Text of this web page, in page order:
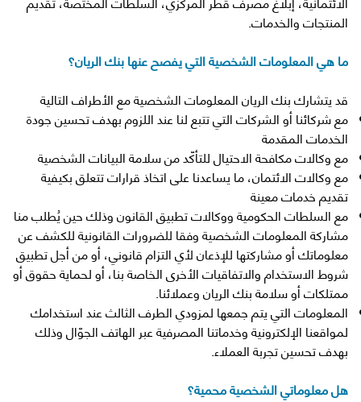
المنتجات والخدمات.
ما هي المعلومات الشخصية التي يفصح عنها بنك الريان؟
قد يتشارك بنك الريان المعلومات الشخصية مع الأطراف التالية
مع شركائنا أو الشركات التي تتبع لنا عند اللزوم بهدف تحسين جودة
الخدمات المقدمة
مع وكالات مكافحة الاحتيال للتأكّد من سلامة البيانات الشخصية
مع وكالات الائتمان، ما يساعدنا على اتخاذ قرارات تتعلق بكيفية
تقديم خدمات معينة
مع السلطات الحكومية ووكالات تطبيق القانون وذلك حين يُطلب منا
مشاركة المعلومات الشخصية وفقا للضرورات القانونية للكشف عن
معلوماتك أو مشاركتها للإذعان لأي التزام قانوني، أو من أجل تطبيق
شروط الاستخدام والاتفاقيات الأخرى الخاصة بنا، أو لحماية حقوق أو
ممتلكات أو سلامة بنك الريان وعملائنا.
المعلومات التي يتم جمعها لمزودي الطرف الثالث عند استخدامك
لمواقعنا الإلكترونية وخدماتنا المصرفية عبر الهاتف الجوّال وذلك
بهدف تحسين تجربة العملاء.
هل معلوماتي الشخصية محمية؟